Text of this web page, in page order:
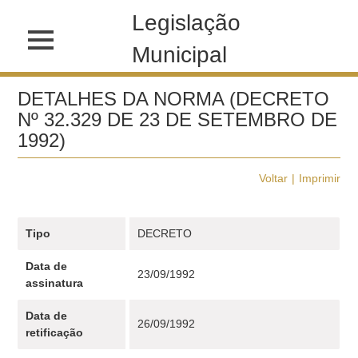
Legislação
Municipal
DETALHES DA NORMA (DECRETO
Nº 32.329 DE 23 DE SETEMBRO DE
1992)
Voltar Imprimir
Tipo DECRETO
Data de
assinatura
23/09/1992
Data de
retificação
26/09/1992